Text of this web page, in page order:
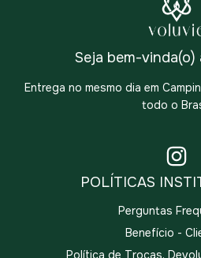
Seja bem-vinda(o)
Entrega no mesmo dia em
todo o
POLÍTICAS
Perguntas
Benefício -
Política de Trocas,